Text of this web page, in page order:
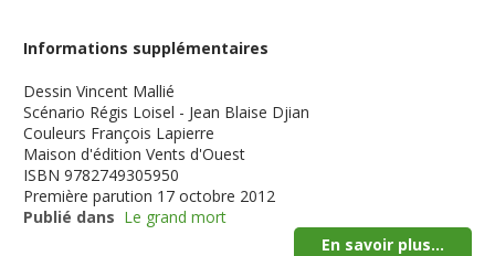
Informations supplémentaires
Dessin Vincent Mallié
Scénario Régis Loisel - Jean Blaise Djian
Couleurs François Lapierre
Maison d'édition Vents d'Ouest
ISBN 9782749305950
Première parution 17 octobre 2012
Publié dans Le grand mort
En savoir plus...